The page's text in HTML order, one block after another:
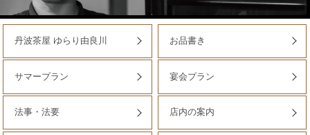
丹波茶屋 ゆらり由良川 お品書き
サマープラン 宴会プラン
法事・法要 店内の案内